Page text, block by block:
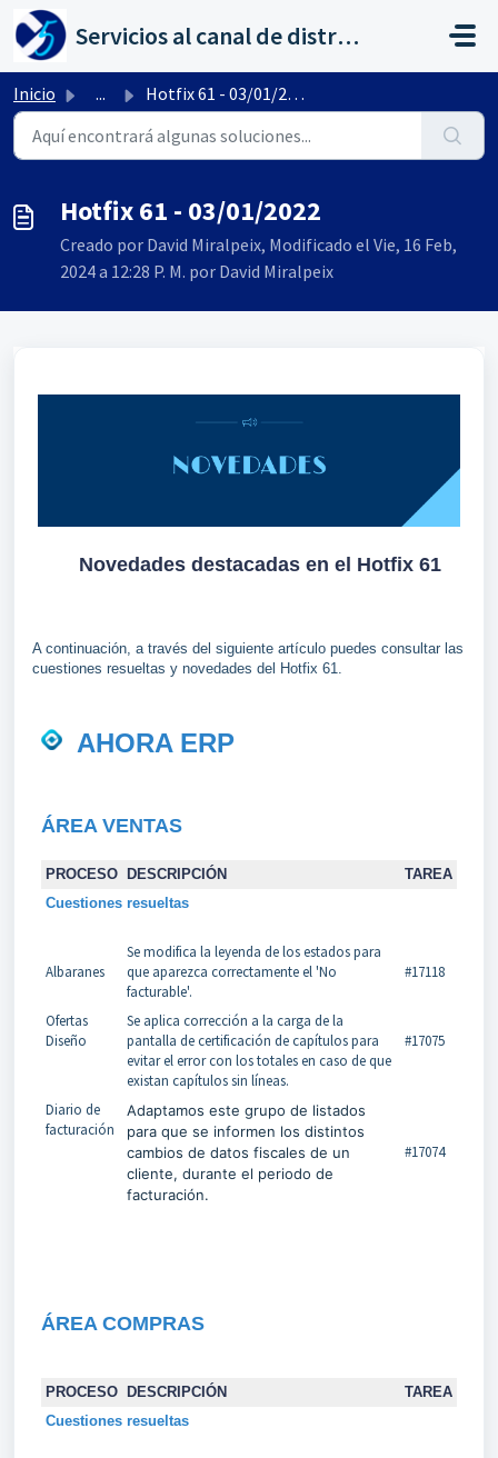
Saltar al contenido principal
Servicios al canal de distribución de AHORA
Inicio ... Hotfix 61 - 03/01/2022
Hotfix 61 - 03/01/2022
Creado por David Miralpeix, Modificado el Vie, 16 Feb,
2024 a 12:28 P. M. por David Miralpeix
Novedades destacadas en el Hotfix 61
A continuación, a través del siguiente artículo puedes consultar las
cuestiones resueltas y novedades del Hotfix 61.
AHORA ERP
ÁREA VENTAS
PROCESO DESCRIPCIÓN
TAREA
Cuestiones resueltas
Albaranes
Se modifica la leyenda de los estados para
que aparezca correctamente el 'No
facturable'.
#17118
Ofertas
Diseño
Se aplica corrección a la carga de la
pantalla de certificación de capítulos para
evitar el error con los totales en caso de que
existan capítulos sin líneas.
#17075
Diario de
facturación
Adaptamos este grupo de listados
para que se informen los distintos
cambios de datos fiscales de un
cliente, durante el periodo de
facturación.
#17074
ÁREA COMPRAS
PROCESO DESCRIPCIÓN
TAREA
Cuestiones resueltas